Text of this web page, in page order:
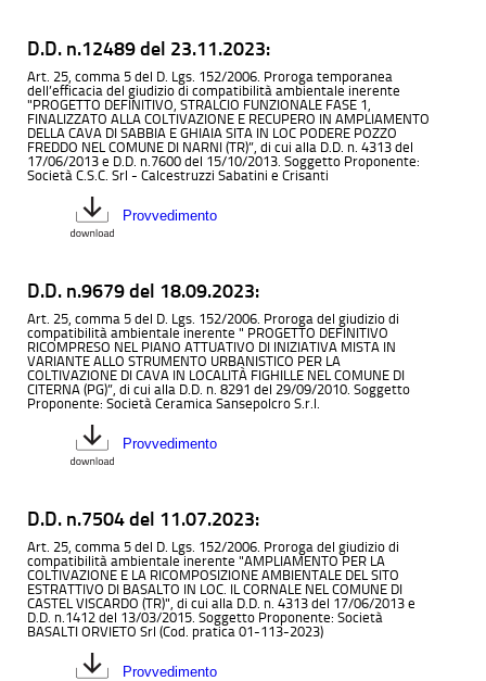
D.D. n.12489 del 23.11.2023:
Art. 25, comma 5 del D. Lgs. 152/2006. Proroga temporanea
dell’efficacia del giudizio di compatibilità ambientale inerente
"PROGETTO DEFINITIVO, STRALCIO FUNZIONALE FASE 1,
FINALIZZATO ALLA COLTIVAZIONE E RECUPERO IN AMPLIAMENTO
DELLA CAVA DI SABBIA E GHIAIA SITA IN LOC PODERE POZZO
FREDDO NEL COMUNE DI NARNI (TR)”, di cui alla D.D. n. 4313 del
17/06/2013 e D.D. n.7600 del 15/10/2013. Soggetto Proponente:
Società C.S.C. Srl - Calcestruzzi Sabatini e Crisanti
Provvedimento
D.D. n.9679 del 18.09.2023:
Art. 25, comma 5 del D. Lgs. 152/2006. Proroga del giudizio di
compatibilità ambientale inerente " PROGETTO DEFINITIVO
RICOMPRESO NEL PIANO ATTUATIVO DI INIZIATIVA MISTA IN
VARIANTE ALLO STRUMENTO URBANISTICO PER LA
COLTIVAZIONE DI CAVA IN LOCALITÀ FIGHILLE NEL COMUNE DI
CITERNA (PG)”, di cui alla D.D. n. 8291 del 29/09/2010. Soggetto
Proponente: Società Ceramica Sansepolcro S.r.l.
Provvedimento
D.D. n.7504 del 11.07.2023:
Art. 25, comma 5 del D. Lgs. 152/2006. Proroga del giudizio di
compatibilità ambientale inerente "AMPLIAMENTO PER LA
COLTIVAZIONE E LA RICOMPOSIZIONE AMBIENTALE DEL SITO
ESTRATTIVO DI BASALTO IN LOC. IL CORNALE NEL COMUNE DI
CASTEL VISCARDO (TR)", di cui alla D.D. n. 4313 del 17/06/2013 e
D.D. n.1412 del 13/03/2015. Soggetto Proponente: Società
BASALTI ORVIETO Srl (Cod. pratica 01-113-2023)
Provvedimento